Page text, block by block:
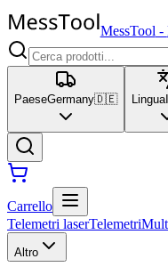
MessTool -
PaeseGermany🇩🇪 Lingua
Carrello
Telemetri laserTelemetri
Altro